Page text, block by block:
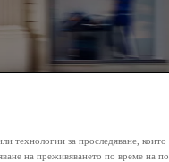
технологии за проследяване, които
на преживяването по време на